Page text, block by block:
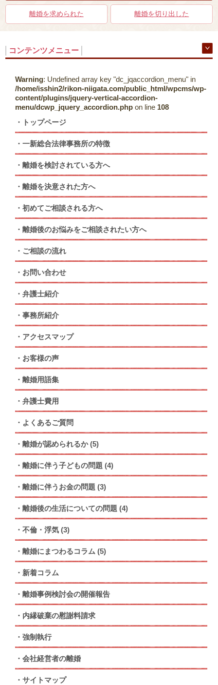
離婚を求められた 離婚を切り出した
コンテンツメニュー
Warning: Undefined array key "dc_jqaccordion_menu" in
/home/isshin2/rikon-niigata.com/public_html/wpcms/wp-
content/plugins/jquery-vertical-accordion-
menu/dcwp_jquery_accordion.php on line 108
トップページ
一新総合法律事務所の特徴
離婚を検討されている方へ
離婚を決意された方へ
初めてご相談される方へ
離婚後のお悩みをご相談されたい方へ
ご相談の流れ
お問い合わせ
弁護士紹介
事務所紹介
アクセスマップ
お客様の声
離婚用語集
弁護士費用
よくあるご質問
離婚が認められるか (5)
離婚に伴う子どもの問題 (4)
離婚に伴うお金の問題 (3)
離婚後の生活についての問題 (4)
不倫・浮気 (3)
離婚にまつわるコラム (5)
新着コラム
離婚事例検討会の開催報告
内縁破棄の慰謝料請求
強制執行
会社経営者の離婚
サイトマップ